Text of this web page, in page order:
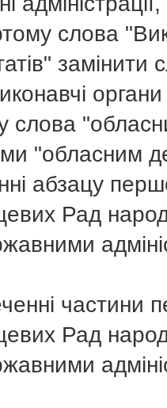
слова
замінити
слова
"обласним
абзацу
Рад
частини
Рад